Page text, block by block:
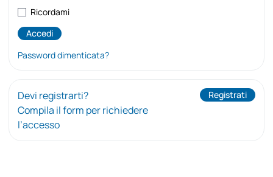
Ricordami
Password dimenticata?
Devi registrarti?
Compila il form per richiedere
l’accesso
Registrati